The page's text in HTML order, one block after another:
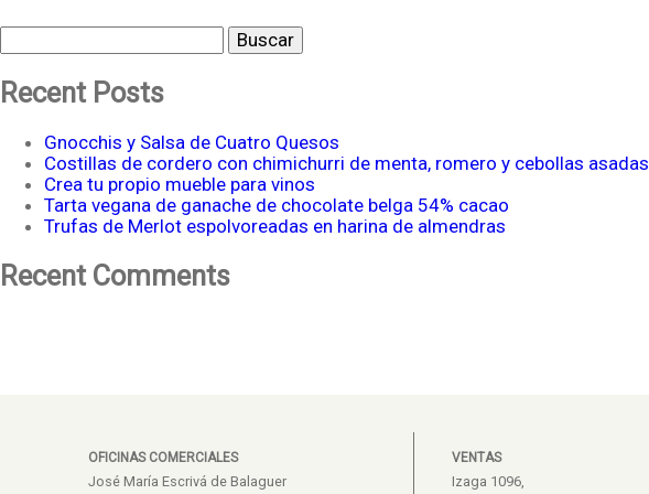
Buscar
Recent Posts
Gnocchis y Salsa de Cuatro Quesos
Costillas de cordero con chimichurri de menta, romero y cebollas asadas
Crea tu propio mueble para vinos
Tarta vegana de ganache de chocolate belga 54% cacao
Trufas de Merlot espolvoreadas en harina de almendras
Recent Comments
OFICINAS COMERCIALES
José María Escrivá de Balaguer
VENTAS
Izaga 1096,